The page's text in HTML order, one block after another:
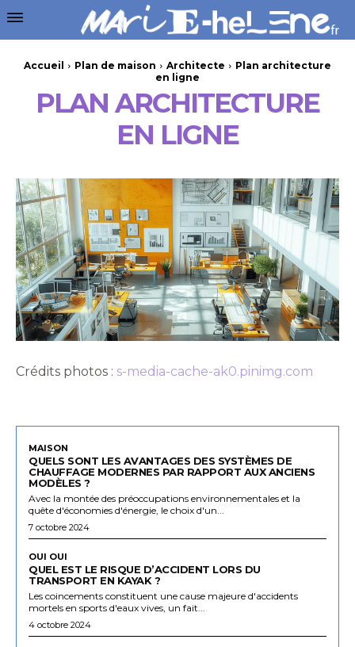
Accueil Plan de maison Architecte
Plan architecture
en ligne
PLAN ARCHITECTURE
EN LIGNE
Crédits photos : s-media-cache-ak0.pinimg.com
MAISON
QUELS SONT LES AVANTAGES DES SYSTÈMES DE
CHAUFFAGE MODERNES PAR RAPPORT AUX ANCIENS
MODÈLES ?
Avec la montée des préoccupations environnementales et la
quête d'économies d'énergie, le choix d'un...
7 octobre 2024
OUI OUI
QUEL EST LE RISQUE D’ACCIDENT LORS DU
TRANSPORT EN KAYAK ?
Les coincements constituent une cause majeure d'accidents
mortels en sports d'eaux vives, un fait...
4 octobre 2024